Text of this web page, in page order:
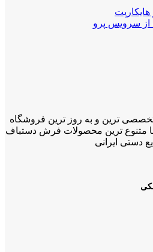
از سرویس پرو
تخصصی ترین و به روز ترین فروشگاه
متنوع ترین محصولات فرش دستباف
دستی ایرانی